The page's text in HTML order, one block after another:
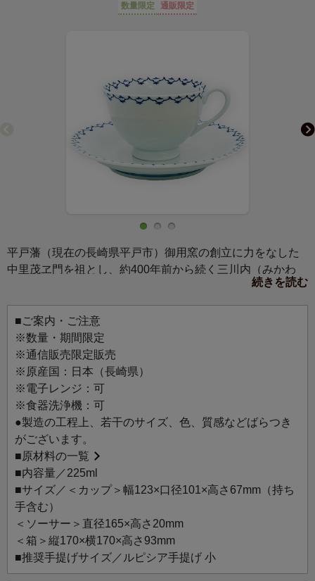
数量限定 通販限定
平戸藩（現在の長崎県平戸市）御用窯の創立に力をなした
中里茂ヱ門を祖とし、約400年前から続く三川内（みかわ
ち）焼の窯元、嘉久正窯（かくしょうがま）で作られたカ
ップ＆ソーサーです。
三川内焼は薄づくりで、口当たりが良いため、お茶を飲む
うつわに適しています。
縁起の良い文様は全て手描きで、丁寧に描かれています。
輪宝は密教の仏具の一つで、元は車輪の形をした武器であ
るともいわれます。古代インドの伝説の王“転輪聖王（てん
りんじょうおう）”の持つ七宝の一つで、 行く手にある障害
物を除き、全て思い通りに事が成就するということを意味
するともいわれます。
シンプルな白磁に手描きされた繊細な文様が映え、お茶の
色を引き立てます。
おめでたい文様のうつわは、暮らしの中に潤いを与えま
す。
続きを読む
■ご案内・ご注意
※数量・期間限定
※通信販売限定販売
※原産国：日本（長崎県）
※電子レンジ：可
※食器洗浄機：可
●製造の工程上、若干のサイズ、色、質感などばらつき
がございます。
■原材料の一覧
■内容量／225ml
■サイズ／＜カップ＞幅123×口径101×高さ67mm（持ち
手含む）
＜ソーサー＞直径165×高さ20mm
＜箱＞縦170×横170×高さ93mm
■推奨手提げサイズ／ルピシア手提げ 小